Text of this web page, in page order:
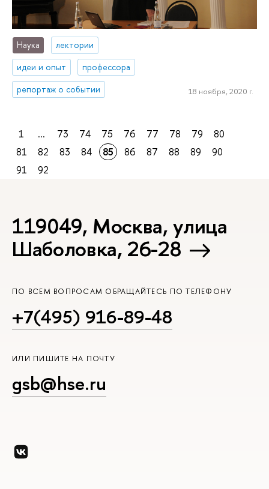
Наука
лектории
идеи и опыт
профессора
репортаж о событии
18 ноября, 2020 г.
1 ... 73 74 75 76 77 78 79
80
81
82 83 84 85 86 87 88 89
90
91
92
119049, Москва, улица
Шаболовка, 26-28
ПО ВСЕМ ВОПРОСАМ ОБРАЩАЙТЕСЬ ПО ТЕЛЕФОНУ
+7(495) 916-89-48
ИЛИ ПИШИТЕ НА ПОЧТУ
gsb@hse.ru